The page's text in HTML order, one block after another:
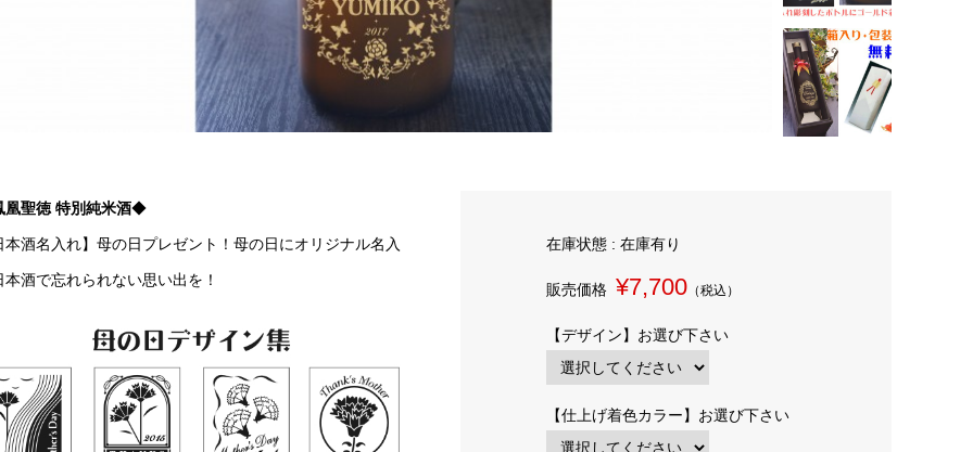
聖徳 特別純米酒◆
本酒名入れ】母の日プレゼント！母の日にオリジナル名入
本酒で忘れられない思い出を！
在庫状態 : 在庫有り
販売価格 ¥7,700 （税込）
【デザイン】お選び下さい
【仕上げ着色カラー】お選び下さい